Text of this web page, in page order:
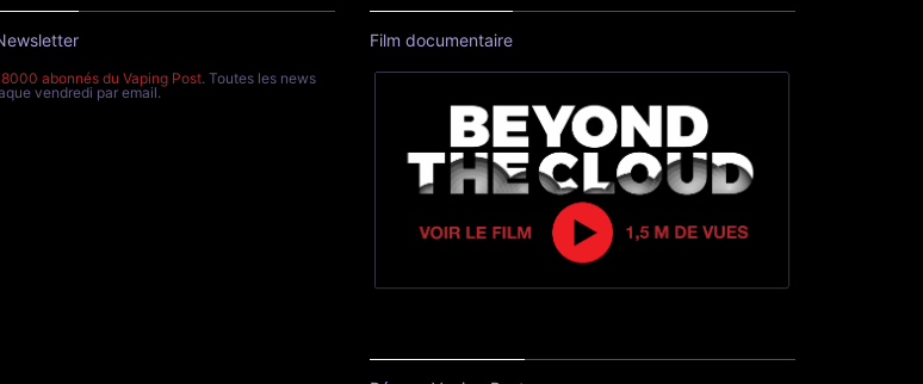
abonnés du Vaping Post. Toutes les news
vendredi par email.
Film documentaire